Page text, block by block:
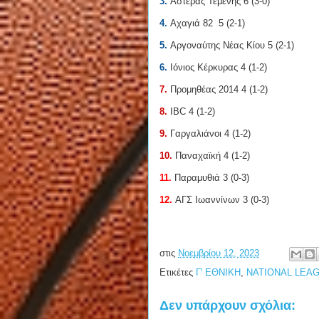
4. Αχαγιά 82 5 (2-1)
5. Αργοναύτης Νέας Κίου 5 (2-1)
6. Ιόνιος Κέρκυρας 4 (1-2)
7. Προμηθέας 2014 4 (1-2)
8. IBC 4 (1-2)
9. Γαργαλιάνοι 4 (1-2)
10. Παναχαϊκή 4 (1-2)
11. Παραμυθιά 3 (0-3)
12. ΑΓΣ Ιωαννίνων 3 (0-3)
στις Νοεμβρίου 12, 2023
Ετικέτες Γ' ΕΘΝΙΚΗ , NATIONAL
Δεν υπάρχουν σχόλια: